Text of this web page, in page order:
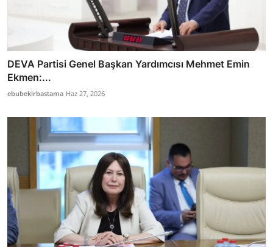
DEVA Partisi Genel Başkan Yardımcısı Mehmet Emin
Ekmen:...
ebubekirbastama Haz 27, 2026